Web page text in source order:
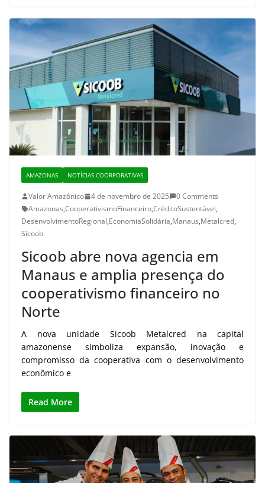
AMAZONAS NOTÍCIAS COORPORATIVAS
Valor Amazônico 4 de novembro de 2025
0 Comments
Amazonas,CooperativismoFinanceiro,CréditoSustentável,
DesenvolvimentoRegional,EconomiaSolidária,Manaus,Metalcred,
Sicoob
Sicoob abre nova agencia em
Manaus e amplia presença do
cooperativismo financeiro no
Norte
A nova unidade Sicoob Metalcred na capital
amazonense simboliza expansão, inovação e
compromisso da cooperativa com o desenvolvimento
econômico e
Read More